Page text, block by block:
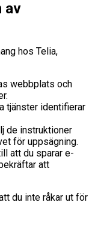
av
hos Telia,
webbplats och
tjänster identifierar
de instruktioner
för uppsägning.
att du sparar e-
att
du inte råkar ut för